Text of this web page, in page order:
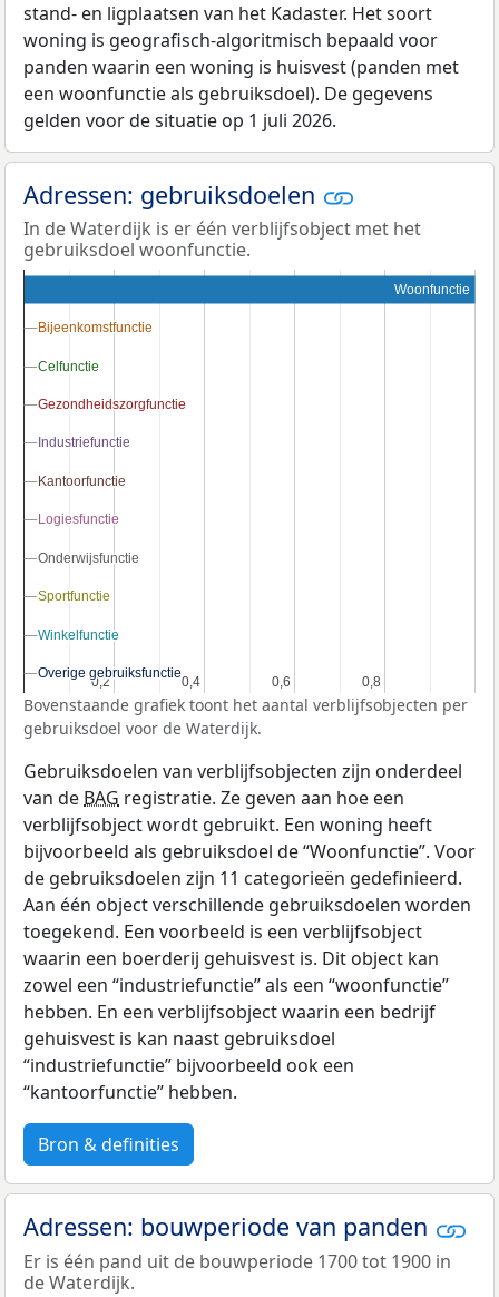
stand- en ligplaatsen van het Kadaster. Het soort
woning is geografisch-algoritmisch bepaald voor
panden waarin een woning is huisvest (panden met
een woonfunctie als gebruiksdoel). De gegevens
gelden voor de situatie op 1 juli 2026.
Adressen: gebruiksdoelen
In de Waterdijk is er één verblijfsobject met het
gebruiksdoel woonfunctie.
0,2
0,2 0,4
0,4 0,6
0,6 0,8
0,8
Woonfunctie
Bijeenkomstfunctie
Bijeenkomstfunctie
Celfunctie
Celfunctie
Gezondheidszorgfunctie
Gezondheidszorgfunctie
Industriefunctie
Industriefunctie
Kantoorfunctie
Kantoorfunctie
Logiesfunctie
Logiesfunctie
Onderwijsfunctie
Onderwijsfunctie
Sportfunctie
Sportfunctie
Winkelfunctie
Winkelfunctie
Overige gebruiksfunctie
Overige gebruiksfunctie
Bovenstaande grafiek toont het aantal verblijfsobjecten per
gebruiksdoel voor de Waterdijk.
Gebruiksdoelen van verblijfsobjecten zijn onderdeel
van de BAG registratie. Ze geven aan hoe een
verblijfsobject wordt gebruikt. Een woning heeft
bijvoorbeeld als gebruiksdoel de “Woonfunctie”. Voor
de gebruiksdoelen zijn 11 categorieën gedefinieerd.
Aan één object verschillende gebruiksdoelen worden
toegekend. Een voorbeeld is een verblijfsobject
waarin een boerderij gehuisvest is. Dit object kan
zowel een “industriefunctie” als een “woonfunctie”
hebben. En een verblijfsobject waarin een bedrijf
gehuisvest is kan naast gebruiksdoel
“industriefunctie” bijvoorbeeld ook een
“kantoorfunctie” hebben.
Bron & definities
Adressen: bouwperiode van panden
Er is één pand uit de bouwperiode 1700 tot 1900 in
de Waterdijk.